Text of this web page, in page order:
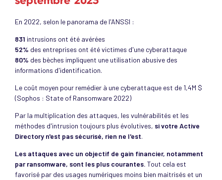
En 2022, selon le panorama de l'ANSSI :
831 intrusions ont été avérées
52% des entreprises ont été victimes d'une cyberattaque
80% des bèches impliquent une utilisation abusive des
informations d'identification.
Le coût moyen pour remédier à une cyberattaque est de 1,4M $
(Sophos : State of Ransomware 2022)
Par la multiplication des attaques, les vulnérabilités et les
méthodes d'intrusion toujours plus évolutives, si votre Active
Directory n'est pas sécurisé, rien ne l'est.
Les attaques avec un objectif de gain financier, notamment
par ransomware, sont les plus courantes. Tout cela est
favorisé par des usages numériques moins bien maitrisés et un